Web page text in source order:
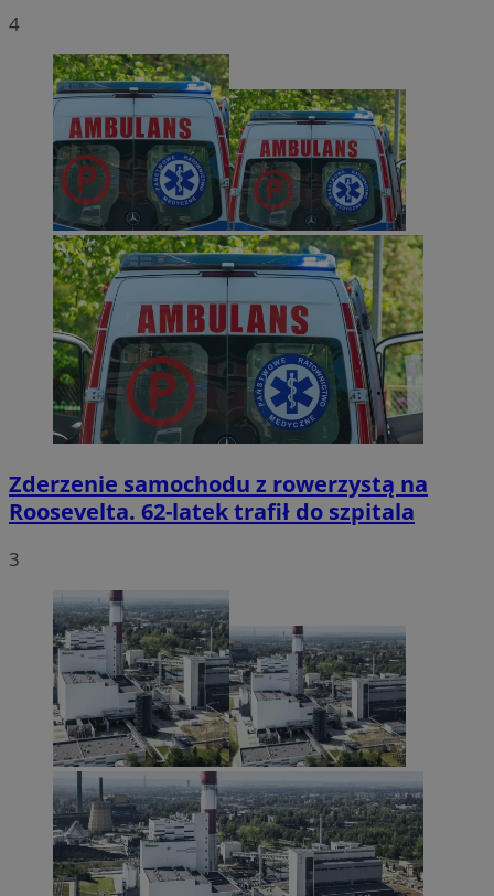
4
Zderzenie samochodu z rowerzystą na
Roosevelta. 62-latek trafił do szpitala
3